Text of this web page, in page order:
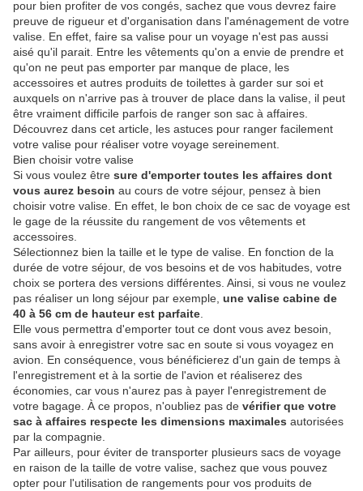
pour bien profiter de vos congés, sachez que vous devrez faire
preuve de rigueur et d'organisation dans l'aménagement de votre
valise. En effet, faire sa valise pour un voyage n'est pas aussi
aisé qu'il parait. Entre les vêtements qu'on a envie de prendre et
qu'on ne peut pas emporter par manque de place, les
accessoires et autres produits de toilettes à garder sur soi et
auxquels on n'arrive pas à trouver de place dans la valise, il peut
être vraiment difficile parfois de ranger son sac à affaires.
Découvrez dans cet article, les astuces pour ranger facilement
votre valise pour réaliser votre voyage sereinement.
Bien choisir votre valise
Si vous voulez être sure d'emporter toutes les affaires dont
vous aurez besoin au cours de votre séjour, pensez à bien
choisir votre valise. En effet, le bon choix de ce sac de voyage est
le gage de la réussite du rangement de vos vêtements et
accessoires.
Sélectionnez bien la taille et le type de valise. En fonction de la
durée de votre séjour, de vos besoins et de vos habitudes, votre
choix se portera des versions différentes. Ainsi, si vous ne voulez
pas réaliser un long séjour par exemple, une valise cabine de
40 à 56 cm de hauteur est parfaite
Elle vous permettra d'emporter tout ce dont vous avez besoin,
sans avoir à enregistrer votre sac en soute si vous voyagez en
avion. En conséquence, vous bénéficierez d'un gain de temps à
l'enregistrement et à la sortie de l'avion et réaliserez des
économies, car vous n'aurez pas à payer l'enregistrement de
votre bagage. À ce propos, n'oubliez pas de vérifier que votre
sac à affaires respecte les dimensions maximales autorisées
par la compagnie.
Par ailleurs, pour éviter de transporter plusieurs sacs de voyage
en raison de la taille de votre valise, sachez que vous pouvez
opter pour l'utilisation de rangements pour vos produits de